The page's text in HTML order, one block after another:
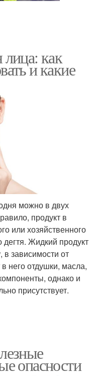
как
и какие
можно в двух
продукт в
или хозяйственного
Жидкий продукт
в зависимости от
него отдушки, масла,
однако и
присутствует.
опасности